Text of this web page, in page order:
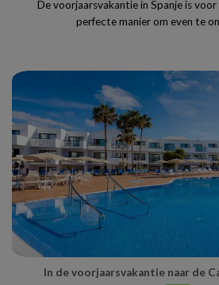
De voorjaarsvakantie in Spanje is
perfecte manier om even te
In de voorjaarsvakantie naar de